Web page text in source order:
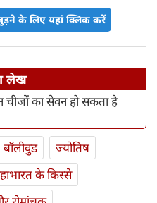
के लिए यहां क्लिक करें
लेख
का सेवन हो सकता है
बॉलीवुड
ज्योतिष
के किस्से